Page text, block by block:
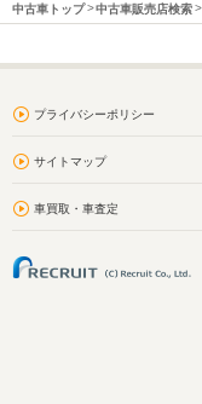
中古車トップ 中古車販売店検索
プライバシーポリシー
サイトマップ
車買取・車査定